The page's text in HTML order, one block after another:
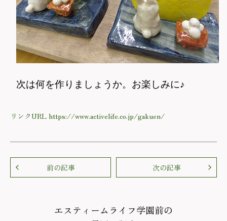
次は何を作りましょうか。お楽しみに♪
リンクURL https://www.activelife.co.jp/gakuen/
前の記事 次の記事
エスティームライフ学園前の